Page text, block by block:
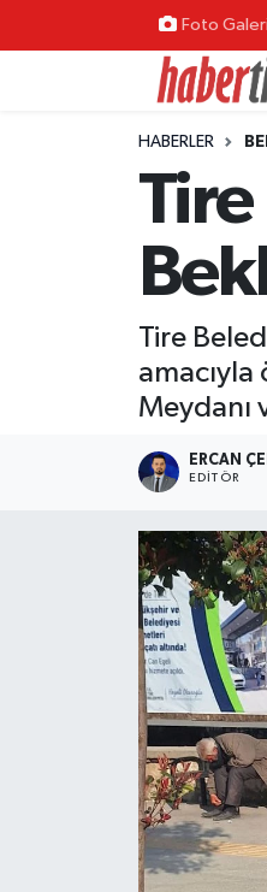
Foto Galeri
HABERLER
Tire
amacıyla
Meydanı
ERCAN
EDITÖR
Tire Nöbetçi
Tire Hava Durumu
Tire Trafik Yoğunluk
Süper Lig Puan
Tüm Manşetler
Son Dakika Haberleri
Haber Arşivi